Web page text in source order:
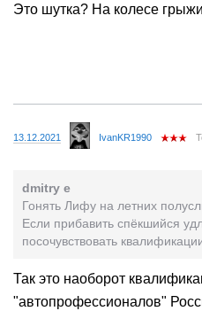
Это шутка? На колесе
13.12.2021 IvanKR1990
dmitry e
Гонять Лифу на летних
Если прибавить спёкшийся
посочувствовать
Так это наоборот
"автопрофессионалов"